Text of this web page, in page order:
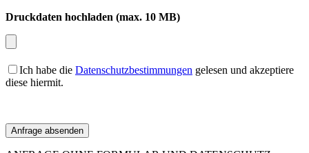
Druckdaten hochladen (max. 10 MB)
Ich habe die Datenschutzbestimmungen gelesen und akzeptiere
diese hiermit.